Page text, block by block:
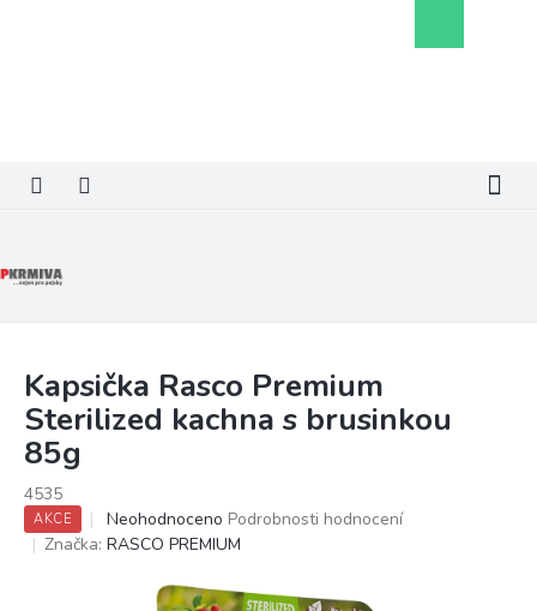
košík
Kapsička Rasco Premium
Sterilized kachna s brusinkou
85g
4535
AKCE
Průměrné
hodnocení
Neohodnoceno Podrobnosti hodnocení
Značka: RASCO PREMIUM